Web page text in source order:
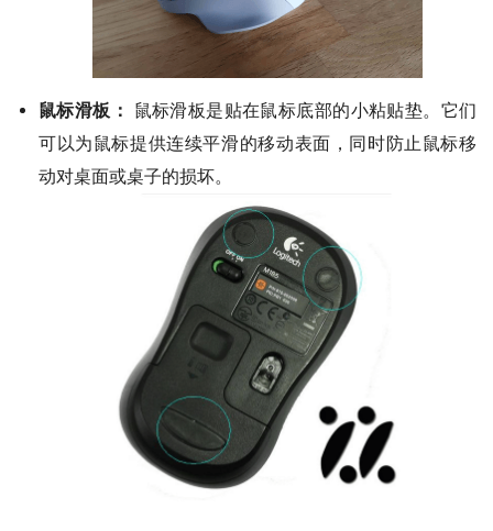
鼠标滑板：
鼠标滑板是贴在鼠标底部的小粘贴垫。它们
可以为鼠标提供连续平滑的移动表面，同时防止鼠标移
动对桌面或桌子的损坏。